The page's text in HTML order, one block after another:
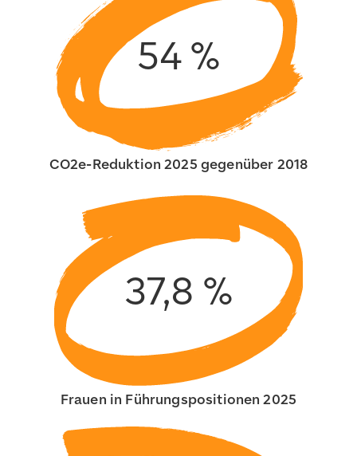
54%
CO2e-Reduktion 2025 gegenüber 2018
37,8 %
Frauen in Führungspositionen 2025